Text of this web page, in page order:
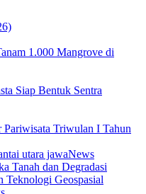
1.000 Mangrove di
Siap Bentuk Sentra
Pariwisata Triwulan I Tahun
News
Tanah dan Degradasi
Teknologi Geospasial